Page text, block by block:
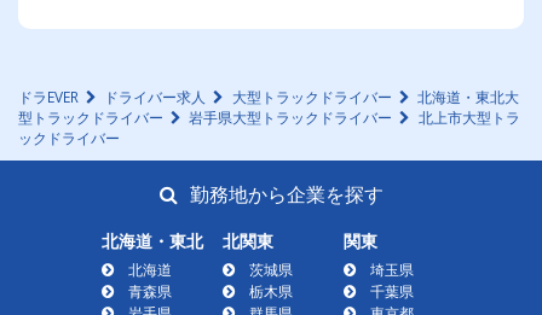
ドラEVER ドライバー求人 大型トラックドライバー
北海道・東北大
型トラックドライバー
岩手県大型トラックドライバー
北上市大型トラ
ックドライバー
勤務地から企業を探す
北海道・東北
北海道
青森県
北関東
茨城県
栃木県
関東
埼玉県
千葉県